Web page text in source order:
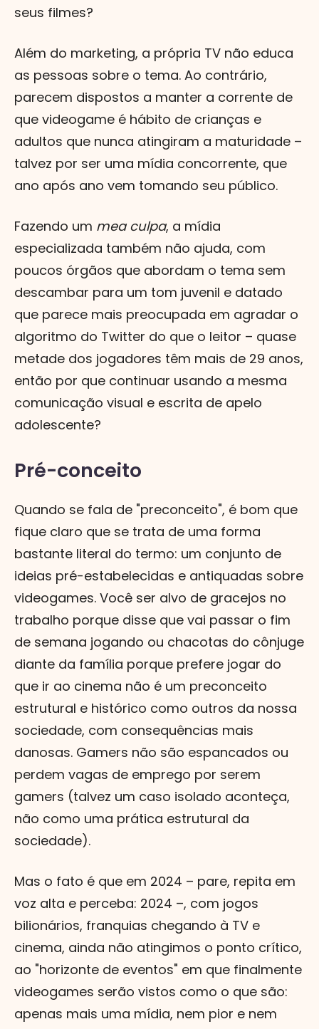
seus filmes?
Além do marketing, a própria TV não educa
as pessoas sobre o tema. Ao contrário,
parecem dispostos a manter a corrente de
que videogame é hábito de crianças e
adultos que nunca atingiram a maturidade –
talvez por ser uma mídia concorrente, que
ano após ano vem tomando seu público.
Fazendo um mea culpa, a mídia
especializada também não ajuda, com
poucos órgãos que abordam o tema sem
descambar para um tom juvenil e datado
que parece mais preocupada em agradar o
algoritmo do Twitter do que o leitor – quase
metade dos jogadores têm mais de 29 anos,
então por que continuar usando a mesma
comunicação visual e escrita de apelo
adolescente?
Pré-conceito
Quando se fala de "preconceito", é bom que
fique claro que se trata de uma forma
bastante literal do termo: um conjunto de
ideias pré-estabelecidas e antiquadas sobre
videogames. Você ser alvo de gracejos no
trabalho porque disse que vai passar o fim
de semana jogando ou chacotas do cônjuge
diante da família porque prefere jogar do
que ir ao cinema não é um preconceito
estrutural e histórico como outros da nossa
sociedade, com consequências mais
danosas. Gamers não são espancados ou
perdem vagas de emprego por serem
gamers (talvez um caso isolado aconteça,
não como uma prática estrutural da
sociedade).
Mas o fato é que em 2024 – pare, repita em
voz alta e perceba: 2024 –, com jogos
bilionários, franquias chegando à TV e
cinema, ainda não atingimos o ponto crítico,
ao "horizonte de eventos" em que finalmente
videogames serão vistos como o que são:
apenas mais uma mídia, nem pior e nem